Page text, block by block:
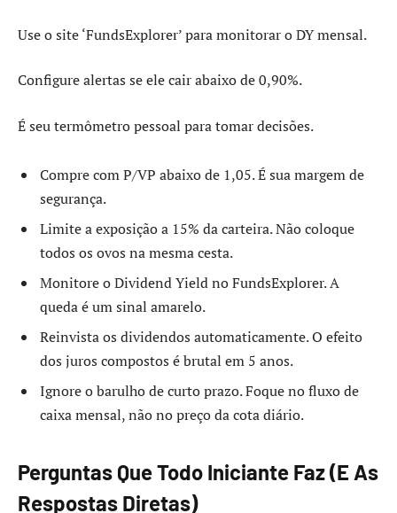
Use o site ‘FundsExplorer’ para monitorar o DY mensal.
Configure alertas se ele cair abaixo de 0,90%.
É seu termômetro pessoal para tomar decisões.
Compre com P/VP abaixo de 1,05. É sua margem de
segurança.
Limite a exposição a 15% da carteira. Não coloque
todos os ovos na mesma cesta.
Monitore o Dividend Yield no FundsExplorer. A
queda é um sinal amarelo.
Reinvista os dividendos automaticamente. O efeito
dos juros compostos é brutal em 5 anos.
Ignore o barulho de curto prazo. Foque no fluxo de
caixa mensal, não no preço da cota diário.
Perguntas Que Todo Iniciante Faz (E As
Respostas Diretas)